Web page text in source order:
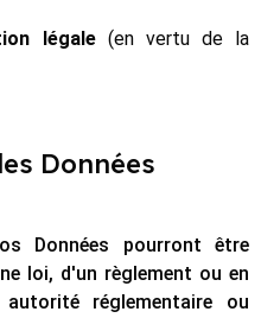
légale (en vertu de la
Données
Données pourront être
loi, d'un règlement ou en
réglementaire ou